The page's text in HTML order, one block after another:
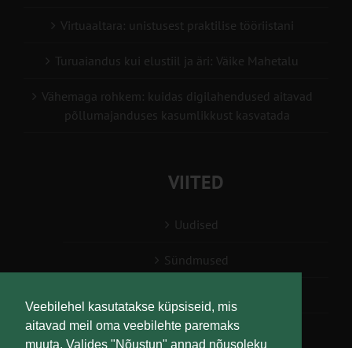
Veebilehel kasutatakse küpsiseid, mis
aitavad meil oma veebilehte paremaks
muuta. Valides "Nõustun" annad nõusoleku
Virtuaaltara: unistusest praktilise tööriistani
Turuaiandus kui elustiil ja äri: Väike Mahetalu
Vähemaga rohkem: kuidas digilahendused aitavad
põllumajanduses kasumlikkust kasvatada
VIITED
Uudised
Sündmused
Teabesalv